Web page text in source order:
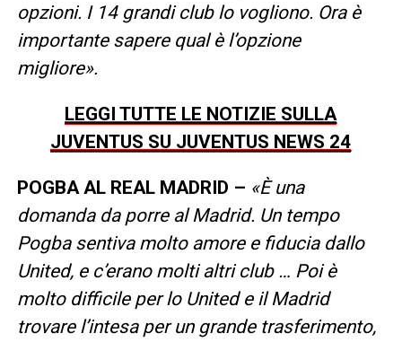
opzioni. I 14 grandi club lo vogliono. Ora è
importante sapere qual è l’opzione
migliore».
LEGGI TUTTE LE NOTIZIE SULLA
JUVENTUS SU JUVENTUS NEWS 24
POGBA AL REAL MADRID – «È una
domanda da porre al Madrid. Un tempo
Pogba sentiva molto amore e fiducia dallo
United, e c’erano molti altri club … Poi è
molto difficile per lo United e il Madrid
trovare l’intesa per un grande trasferimento,